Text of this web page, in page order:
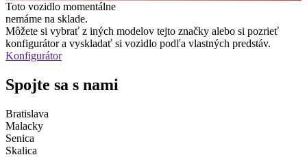
Toto vozidlo momentálne
nemáme na sklade.
Môžete si vybrať z iných modelov tejto značky alebo si pozrieť
konfigurátor a vyskladať si vozidlo podľa vlastných predstáv.
Konfigurátor
Spojte sa s nami
Bratislava
Malacky
Senica
Skalica